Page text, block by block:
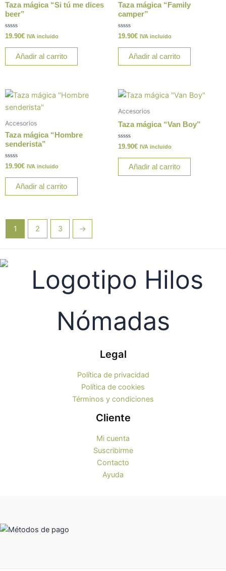
Taza mágica “Si tú me dices
beer”
Valorado
con
0
19.90€ IVA incluido
Añadir al carrito
Taza mágica “Family
camper”
Valorado
con
0
19.90€ IVA incluido
Añadir al carrito
Accesorios
Taza mágica “Hombre
senderista”
Valorado
con
0
19.90€ IVA incluido
Añadir al carrito
Accesorios
Taza mágica “Van Boy”
Valorado
con
0
19.90€ IVA incluido
Añadir al carrito
1 2 3 →
Legal
Política de privacidad
Política de cookies
Términos y condiciones
Cliente
Mi cuenta
Suscribirme
Contacto
Ayuda